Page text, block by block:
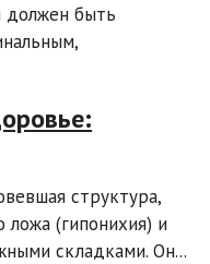
должен быть
структура,
ложа (гипонихия) и
складками. Он...